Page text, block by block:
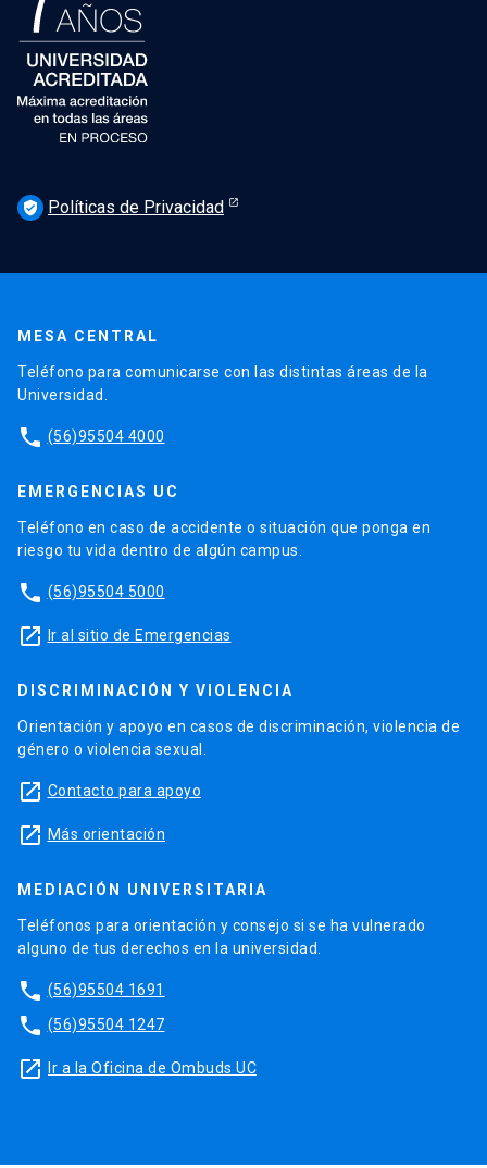
verified_user Políticas de Privacidad
MESA CENTRAL
Teléfono para comunicarse con las distintas áreas de la
Universidad.
phone (56)95504 4000
EMERGENCIAS UC
Teléfono en caso de accidente o situación que ponga en
riesgo tu vida dentro de algún campus.
phone (56)95504 5000
launch Ir al sitio de Emergencias
DISCRIMINACIÓN Y VIOLENCIA
Orientación y apoyo en casos de discriminación, violencia de
género o violencia sexual.
launch Contacto para apoyo
launch Más orientación
MEDIACIÓN UNIVERSITARIA
Teléfonos para orientación y consejo si se ha vulnerado
alguno de tus derechos en la universidad.
phone (56)95504 1691
phone (56)95504 1247
launch Ir a la Oficina de Ombuds UC